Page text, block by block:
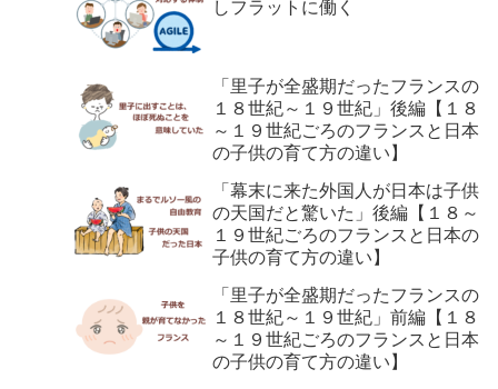
しフラットに働く
「里子が全盛期だったフランスの
１８世紀～１９世紀」後編【１８
～１９世紀ごろのフランスと日本
の子供の育て方の違い】
「幕末に来た外国人が日本は子供
の天国だと驚いた」後編【１８～
１９世紀ごろのフランスと日本の
子供の育て方の違い】
「里子が全盛期だったフランスの
１８世紀～１９世紀」前編【１８
～１９世紀ごろのフランスと日本
の子供の育て方の違い】